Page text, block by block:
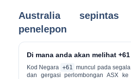
Australia
penelepon
Di mana anda akan melihat
Kod Negara +61 muncul pada
dan gergasi perlombongan ASX ke